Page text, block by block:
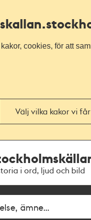
cookies, för att
Välj vilka kakor vi
i ord, ljud och bild